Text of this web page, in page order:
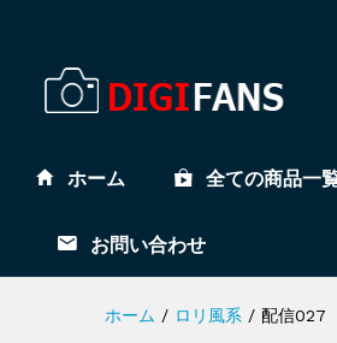
ホーム 全ての商品一
お問い合わせ
ホーム / ロリ風系 / 配信027